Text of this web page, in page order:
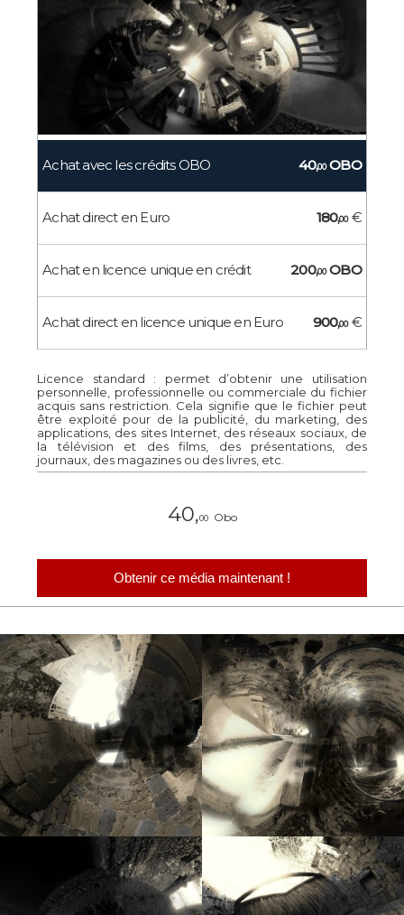
Achat avec les crédits OBO 40,00OBO
Achat direct en Euro 180,00€
Achat en licence unique en crédit 200,00OBO
Achat direct en licence unique en Euro 900,00€
Licence standard : permet d’obtenir une utilisation
personnelle, professionnelle ou commerciale du fichier
acquis sans restriction. Cela signifie que le fichier peut
être exploité pour de la publicité, du marketing, des
applications, des sites Internet, des réseaux sociaux, de
la télévision et des films, des présentations, des
journaux, des magazines ou des livres, etc.
40,00 Obo